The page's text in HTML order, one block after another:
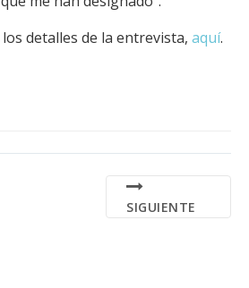
detalles de la entrevista, aquí.
SIGUIENTE